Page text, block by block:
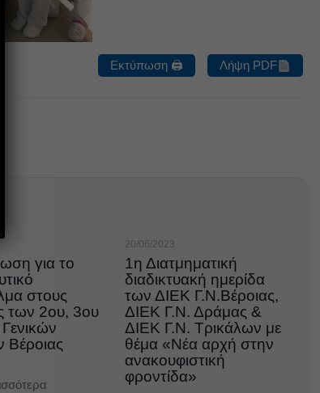
Εκτύπωση 🖨 Λήψη PDF
για το
στους
των 2ου, 3ου
Βέροιας
20/06/2023
1η Διατμηματική
διαδικτυακή ημερίδα
των ΔΙΕΚ Γ.Ν.Βέροιας,
ΔΙΕΚ Γ.Ν. Δράμας &
ΔΙΕΚ Γ.Ν. Τρικάλων με
θέμα «Νέα αρχή στην
ανακουφιστική
φροντίδα»